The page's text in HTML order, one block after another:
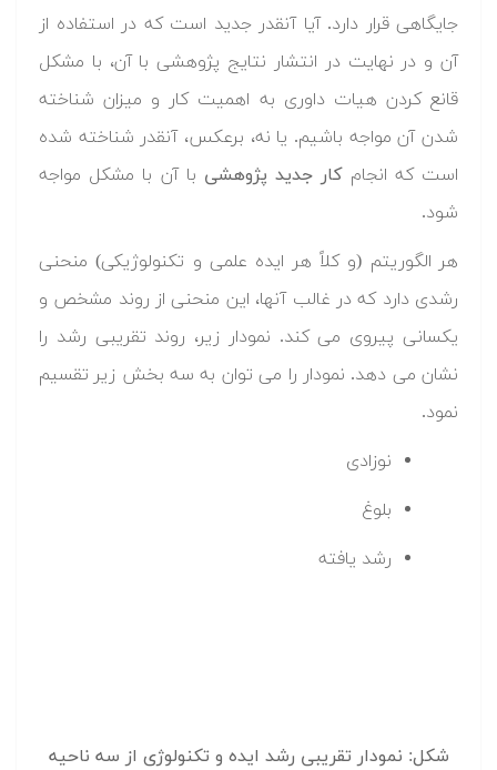
جایگاهی قرار دارد. آیا آنقدر جدید است که در استفاده از
آن و در نهایت در انتشار نتایج پژوهشی با آن، با مشکل
قانع کردن هیات داوری به اهمیت کار و میزان شناخته
شدن آن مواجه باشیم. یا نه، برعکس، آنقدر شناخته شده
است که انجامکار جدید پژوهشی با آن با مشکل مواجه
شود.
هر الگوریتم (و کلاً هر ایده علمی و تکنولوژیکی) منحنی
رشدی دارد که در غالب آنها، این منحنی از روند مشخص و
یکسانی پیروی می کند. نمودار زیر، روند تقریبی رشد را
نشان می دهد. نمودار را می توان به سه بخش زیر تقسیم
نمود.
نوزادی
بلوغ
رشد یافته
شکل: نمودار تقریبی رشد ایده و تکنولوژی از سه ناحیه